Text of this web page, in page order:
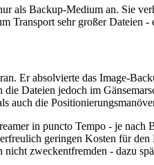
als Backup-Medium an. Sie
Transport sehr großer Dateien
Er absolvierte das Image-
Dateien jedoch im
auch die
in puncto Tempo - je
geringen Kosten für
zweckentfremden - dazu